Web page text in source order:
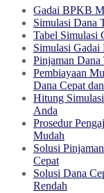
Gadai BPKB
Simulasi Dana
Tabel Simulasi
Simulasi
Pinjaman
Pembiayaan
Dana Cepat
Hitung
Anda
Prosedur
Mudah
Solusi
Cepat
Solusi Dana
Rendah